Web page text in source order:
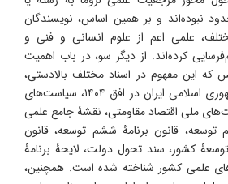
نبوده‌اند و بر همین اساس، نویسندگان
علمی اعم از علوم انسانی و فنی و
کرده‌‌اند. از دیگر سو، در باب اهمیت
این مفهوم در اسناد مختلف بالادستی،
مانند سند چشم‌انداز جمهوری اسلامی ایران در افق ۱۴۰۴، سیاست‌های
ملی اقتصاد مقاومتی، نقشۀ جامع علمی
توسعه، قانون برنامۀ ششم توسعه، قانون
کشور، سند تحول دولت، لایحۀ برنامۀ
علمی کشور شناخته شده است. همچنین،